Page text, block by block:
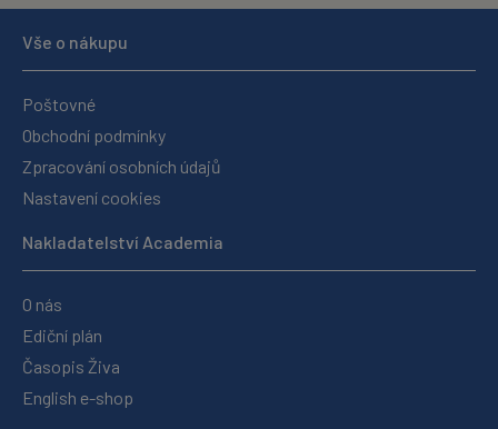
Vše o nákupu
Poštovné
Obchodní podmínky
Zpracování osobních údajů
Nastavení cookies
Nakladatelství Academia
O nás
Ediční plán
Časopis Živa
English e-shop